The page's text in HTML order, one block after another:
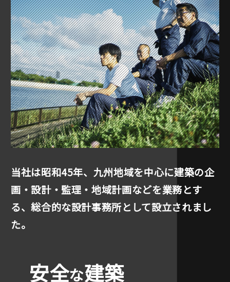
当社は昭和45年、九州地域を中心に建築の企
画・設計・ 監理・地域計画などを業務とす
る、総合的な設計事務所として設立されまし
た。
安全な建築